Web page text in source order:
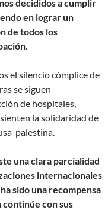
decididos a cumplir
en lograr un
de todos los
el silencio cómplice de
se siguen
de hospitales,
sienten la solidaridad de
palestina.
una clara parcialidad
internacionales
sido una recompensa
con sus